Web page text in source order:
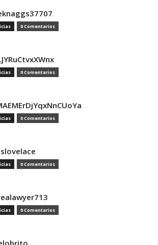
0 Comentarios
0 Comentarios
0 Comentarios
0 Comentarios
0 Comentarios